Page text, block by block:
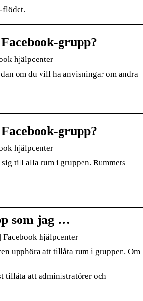
flödet.
grupp?
hjälpcenter
om du vill ha anvisningar om andra
grupp?
hjälpcenter
till alla rum i gruppen. Rummets
som jag …
Facebook hjälpcenter
upphöra att tillåta rum i gruppen. Om
tillåta att administratörer och